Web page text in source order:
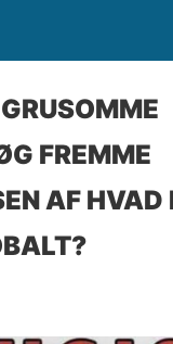
FREMME
AF HVAD